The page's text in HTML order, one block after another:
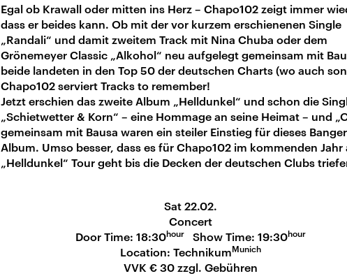
Egal ob Krawall oder mitten ins Herz – Chapo102 zeigt immer
dass er beides kann. Ob mit der vor kurzem erschienenen Single
„Randali“ und damit zweitem Track mit Nina Chuba oder dem
Grönemeyer Classic „Alkohol“ neu aufgelegt gemeinsam mit
beide landeten in den Top 50 der deutschen Charts (wo auch
Chapo102 serviert Tracks to remember!
Jetzt erschien das zweite Album „Helldunkel“ und schon die
„Schietwetter & Korn“ – eine Hommage an seine Heimat – und
gemeinsam mit Bausa waren ein steiler Einstieg für dieses
Album. Umso besser, dass es für Chapo102 im kommenden Jahr
„Helldunkel“ Tour geht bis die Decken der deutschen Clubs
Sat 22.02.
Concert
Door Time: 18:30hourShow Time: 19:30hour
Location: TechnikumMunich
VVK € 30 zzgl. Gebühren